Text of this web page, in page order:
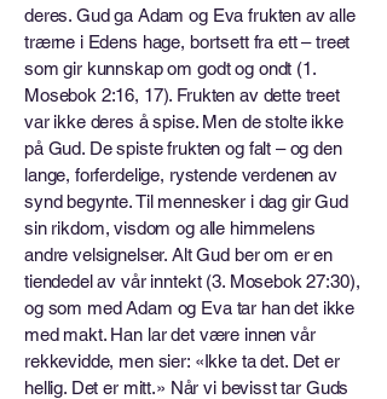
deres. Gud ga Adam og Eva frukten av alle
trærne i Edens hage, bortsett fra ett – treet
som gir kunnskap om godt og ondt (1.
Mosebok 2:16, 17). Frukten av dette treet
var ikke deres å spise. Men de stolte ikke
på Gud. De spiste frukten og falt – og den
lange, forferdelige, rystende verdenen av
synd begynte. Til mennesker i dag gir Gud
sin rikdom, visdom og alle himmelens
andre velsignelser. Alt Gud ber om er en
tiendedel av vår inntekt (3. Mosebok 27:30),
og som med Adam og Eva tar han det ikke
med makt. Han lar det være innen vår
rekkevidde, men sier: «Ikke ta det. Det er
hellig. Det er mitt.» Når vi bevisst tar Guds